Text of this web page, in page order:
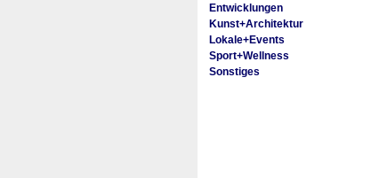
Entwicklungen
Kunst+Architektur
Lokale+Events
Sport+Wellness
Sonstiges